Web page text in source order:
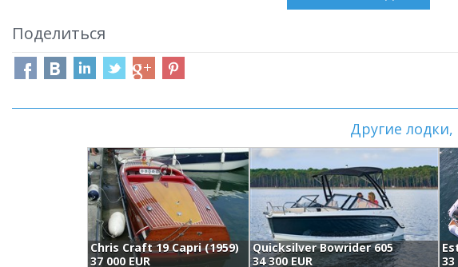
Поделиться
Другие лодки,
Chris Craft 19 Capri (1959)
37 000 EUR
Quicksilver Bowrider 605
34 300 EUR
33